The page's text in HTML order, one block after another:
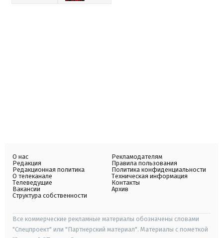
О нас
Редакция
Редакционная политика
О телеканале
Телеведущие
Вакансии
Структура собственности
Рекламодателям
Правила пользования
Политика конфиденциальности
Техническая информация
Контакты
Архив
Все коммерческие рекламные материалы обозначены словами
"Спецпроект" или "Партнерский материал". Материалы с пометкой